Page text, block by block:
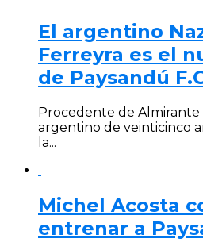
El argentino
Ferreyra es el
de Paysandú
Procedente de
argentino de veinticinco
la...
Michel Acosta
entrenar a